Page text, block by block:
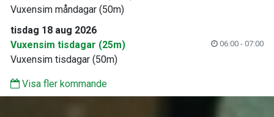
Vuxensim måndagar (50m)
tisdag 18 aug 2026
Vuxensim tisdagar (25m)
06:00 - 07:00
Vuxensim tisdagar (50m)
Visa fler kommande